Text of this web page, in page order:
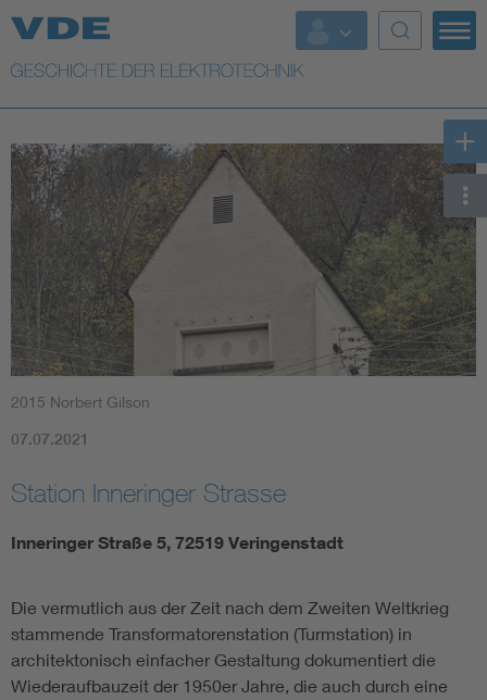
Top Themen
Weitere Themen
2015 Norbert Gilson
07.07.2021
Station Inneringer Strasse
Inneringer Straße 5, 72519 Veringenstadt
Die vermutlich aus der Zeit nach dem Zweiten Weltkrieg
stammende Transformatorenstation (Turmstation) in
architektonisch einfacher Gestaltung dokumentiert die
Wiederaufbauzeit der 1950er Jahre, die auch durch eine